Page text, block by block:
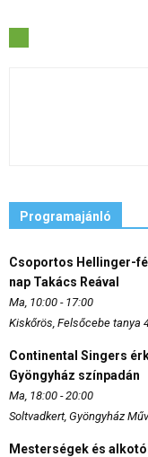
Programajánló
Csoportos Hellinger-
nap Takács Reával
Ma, 10:00 - 17:00
Kiskőrös, Felsőcebe tanya
Continental Singers
Gyöngyház színpadán
Ma, 18:00 - 20:00
Soltvadkert, Gyöngyház
Mesterségek és